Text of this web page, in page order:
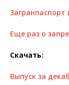
Загранпаспорт
Еще раз о
Скачать:
Выпуск за